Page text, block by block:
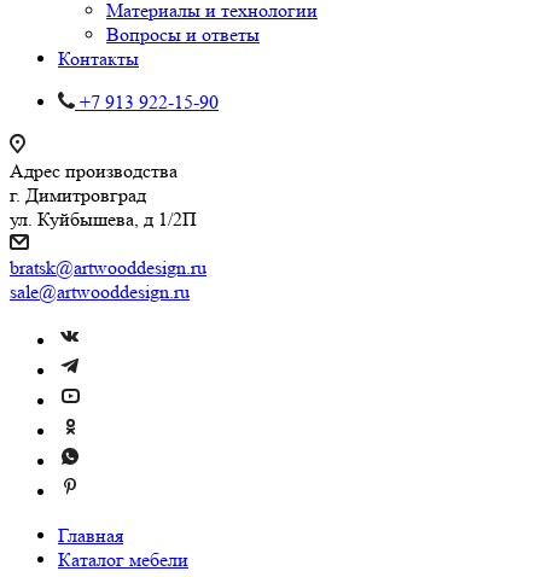
Материалы и технологии
Вопросы и ответы
Контакты
+7 913 922-15-90
Адрес производства
г. Димитровград
ул. Куйбышева, д 1/2П
bratsk@artwooddesign.ru
sale@artwooddesign.ru
Главная
Каталог мебели